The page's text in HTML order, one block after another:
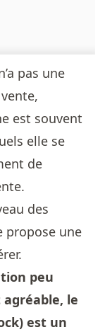
pas une
est souvent
elle se
de
des
propose une
peu
le
est un